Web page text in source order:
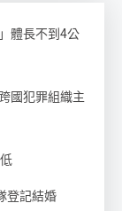
體長不到4公
國犯罪組織主
登記結婚